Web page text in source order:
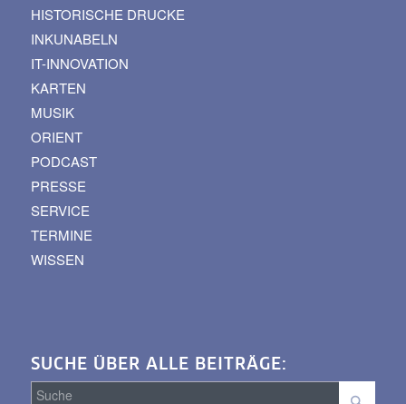
HISTORISCHE DRUCKE
INKUNABELN
IT-INNOVATION
KARTEN
MUSIK
ORIENT
PODCAST
PRESSE
SERVICE
TERMINE
WISSEN
SUCHE ÜBER ALLE BEITRÄGE: